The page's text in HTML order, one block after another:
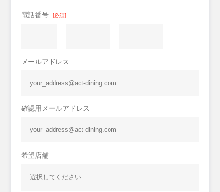
電話番号 [必須]
- -
メールアドレス
確認用メールアドレス
希望店舗